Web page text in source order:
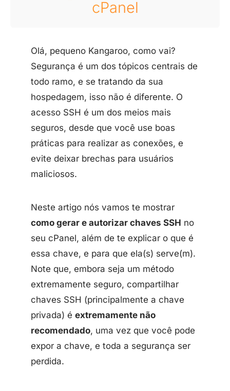
cPanel
Olá, pequeno Kangaroo, como vai?
Segurança é um dos tópicos centrais de
todo ramo, e se tratando da sua
hospedagem, isso não é diferente. O
acesso SSH é um dos meios mais
seguros, desde que você use boas
práticas para realizar as conexões, e
evite deixar brechas para usuários
maliciosos.
Neste artigo nós vamos te mostrar
como gerar e autorizar chaves SSH no
seu cPanel, além de te explicar o que é
essa chave, e para que ela(s) serve(m).
Note que, embora seja um método
extremamente seguro, compartilhar
chaves SSH (principalmente a chave
privada) é extremamente não
recomendado, uma vez que você pode
expor a chave, e toda a segurança ser
perdida.